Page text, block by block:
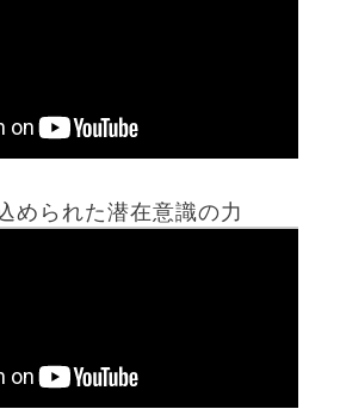
められた潜在意識の力